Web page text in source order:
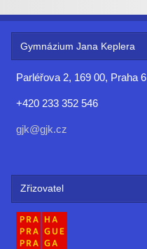
Gymnázium Jana Keplera
Parléřova 2, 169 00, Praha 6
+420 233 352 546
gjk@gjk.cz
Zřizovatel